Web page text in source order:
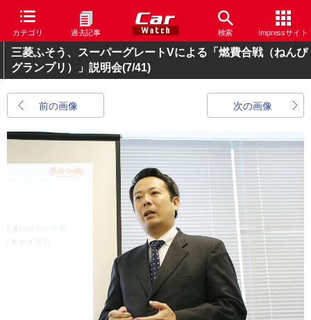
カテゴリ 過去記事 検索 Impressサイト
三菱ふそう、スーパーグレートVによる「燃費合戦（ねんぴ
グランプリ）」説明会(7/41)
前の画像 次の画像